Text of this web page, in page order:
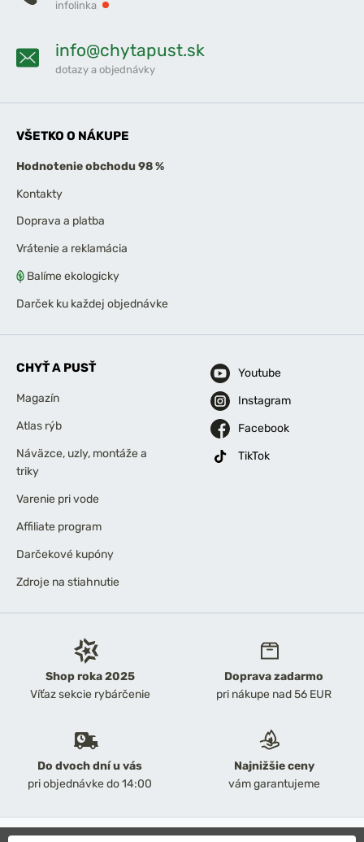
Shop roka 2025
Víťaz sekcie rybárčenie
Doprava zadarmo
pri nákupe nad 56 EUR
Do dvoch dní u vás
pri objednávke do 14:00
Najnižšie ceny
vám garantujeme
infolinka
info@chytapust.sk
dotazy a objednávky
VŠETKO O NÁKUPE
Hodnotenie obchodu 98 %
Kontakty
Doprava a platba
Vrátenie a reklamácia
Balíme ekologicky
Darček ku každej objednávke
CHYŤ A PUSŤ
Magazín
Atlas rýb
Náväzce, uzly, montáže a
triky
Varenie pri vode
Affiliate program
Darčekové kupóny
Zdroje na stiahnutie
Youtube
Instagram
Facebook
TikTok